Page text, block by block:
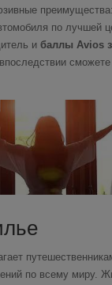
по лучшей
и баллы Avios
по всему миру.